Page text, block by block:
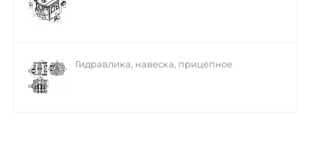
Гидравлика, навеска, прицепное